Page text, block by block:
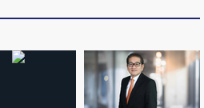
金
甘
育部